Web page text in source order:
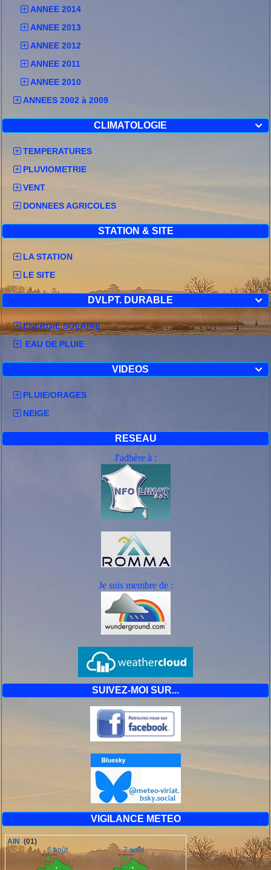
ANNEE 2014
ANNEE 2013
ANNEE 2012
ANNEE 2011
ANNEE 2010
ANNEES 2002 à 2009

CLIMATOLOGIE
TEMPERATURES
PLUVIOMETRIE
VENT
DONNEES AGRICOLES
STATION & SITE
LA STATION
LE SITE

DVLPT. DURABLE
ENERGIE SOLAIRE
EAU DE PLUIE

VIDEOS
PLUIE/ORAGES
NEIGE
RESEAU
J'adhère à :
Je suis membre de :
SUIVEZ-MOI SUR...
VIGILANCE METEO